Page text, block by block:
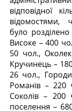
відповідної
відомостями,
було
Високе – 400
50 чол.,
Кручинець –
26 чол.,
Романів – 220
Соколів –
поселення –